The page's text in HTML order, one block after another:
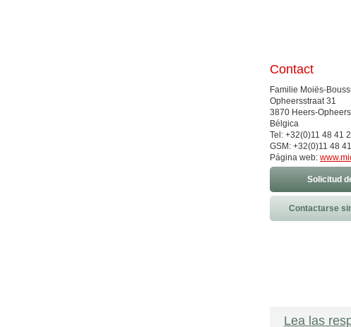
Contact
Familie Moiës-
Opheersstraat 31
3870 Heers-Opheers
Bélgica
Tel: +32(0)11 48 41
GSM: +32(0)11 48
Página web:
Solicitud
Contactarse
Lea las